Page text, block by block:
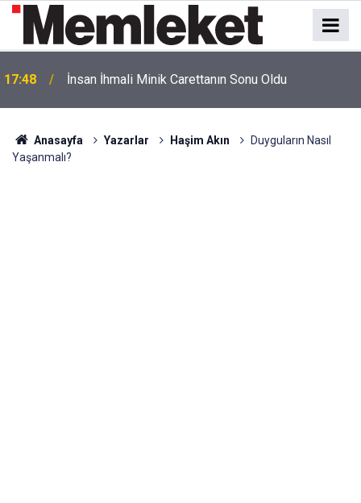
17:48 İnsan İhmali Minik Carettanın Sonu Oldu
Anasayfa Yazarlar Haşim Akın
Duyguların Nasıl
Yaşanmalı?